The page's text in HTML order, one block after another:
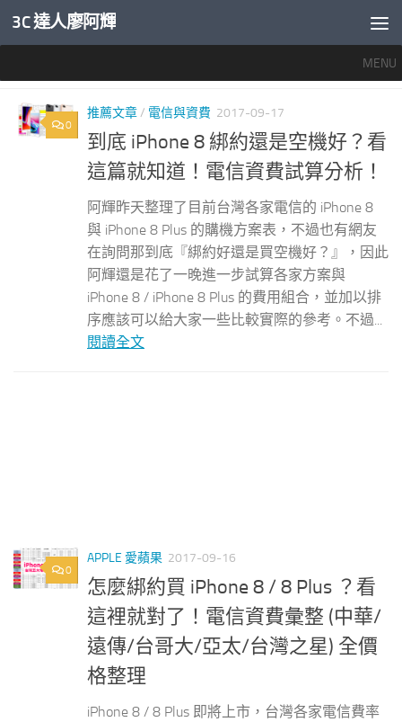
內文下方
3C 達人廖阿輝
MENU
0
推薦文章/ 電信與資費 2017-09-17
到底 iPhone 8 綁約還是空機好？看
這篇就知道！電信資費試算分析！
阿輝昨天整理了目前台灣各家電信的 iPhone 8
與 iPhone 8 Plus 的購機方案表，不過也有網友
在詢問那到底『綁約好還是買空機好？』，因此
阿輝還是花了一晚進一步試算各家方案與
iPhone 8 / iPhone 8 Plus 的費用組合，並加以排
序應該可以給大家一些比較實際的參考。不過...
閱讀全文
0
APPLE 愛蘋果 2017-09-16
怎麼綁約買 iPhone 8 / 8 Plus ？看
這裡就對了！電信資費彙整 (中華/
遠傳/台哥大/亞太/台灣之星) 全價
格整理
iPhone 8 / 8 Plus 即將上市，台灣各家電信費率